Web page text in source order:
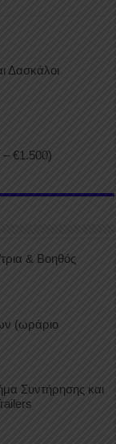
Δασκάλοι
– €1.500)
& Βοηθός
(ωράριο
Συντήρησης και